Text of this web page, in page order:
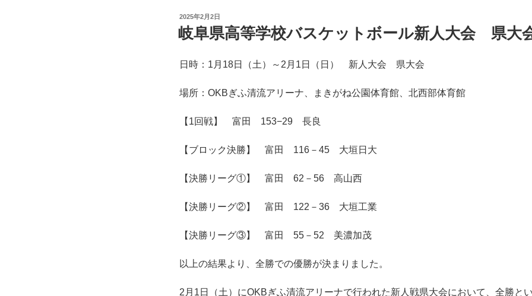
投
稿
日:
2025年2月2日
岐阜県高等学校バスケットボール新人大会 県
日時：1月18日（土）～2月1日（日） 新人大会 県大会
場所：OKBぎふ清流アリーナ、まきがね公園体育館、北西部体育館
【1回戦】 富田 153−29 長良
【ブロック決勝】 富田 116－45 大垣日大
【決勝リーグ①】 富田 62－56 高山西
【決勝リーグ②】 富田 122－36 大垣工業
【決勝リーグ③】 富田 55－52 美濃加茂
以上の結果より、全勝での優勝が決まりました。
2月1日（土）にOKBぎふ清流アリーナで行われた新人戦県大会において、全勝と